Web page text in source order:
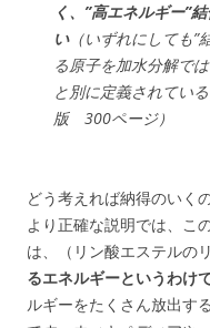
く、”高エネルギー”
い（いずれにしても”
る原子を加水分解で
と別に定義されてい
版 300ページ）
どう考えれば納得のいく
より正確な説明では、こ
は、（リン酸エステルの
るエネルギーというわけ
ルギーをたくさん放出す